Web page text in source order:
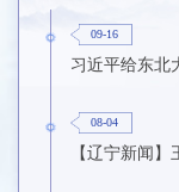
09-16
习近平给东北
08-04
【辽宁新闻